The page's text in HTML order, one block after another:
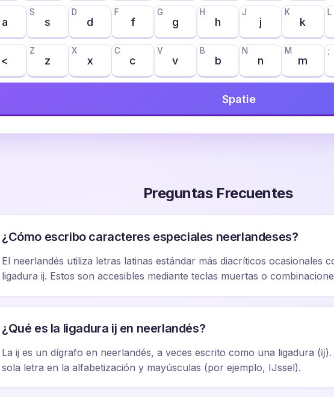
a s
S
d
D
f
F
g
G
h
H
j
J
k
K L
< z
Z
x
X
c
C
v
V
b
B
n
N
m
M ;
Spatie
Preguntas Frecuentes
¿Cómo escribo caracteres especiales neerlandeses?
El neerlandés utiliza letras latinas estándar más diacríticos ocasionales
ligadura ij. Estos son accesibles mediante teclas muertas o
¿Qué es la ligadura ij en neerlandés?
La ij es un dígrafo en neerlandés, a veces escrito como una ligadura
sola letra en la alfabetización y mayúsculas (por ejemplo, IJssel).